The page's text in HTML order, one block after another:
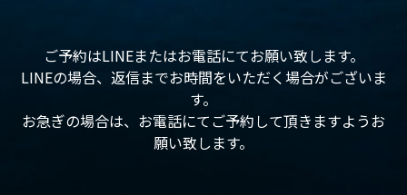
ご予約はLINEまたはお電話にてお願い致します。
LINEの場合、返信までお時間をいただく場合がございま
す。
お急ぎの場合は、お電話にてご予約して頂きますようお
願い致します。